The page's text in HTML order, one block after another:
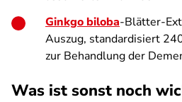
Ginkgo biloba-Blätter-
Auszug, standardisiert
zur Behandlung der
Was ist sonst noch